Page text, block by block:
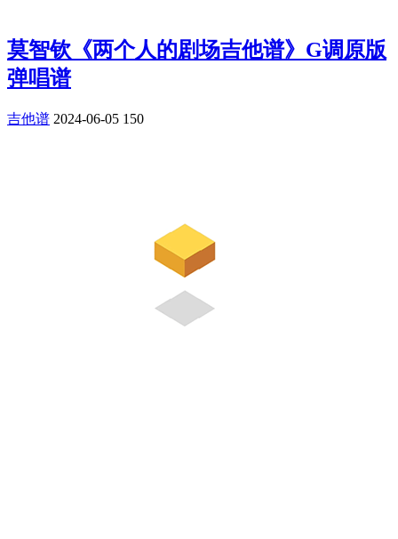
莫智钦《两个人的剧场吉他谱》G调原版
弹唱谱
吉他谱 2024-06-05 150